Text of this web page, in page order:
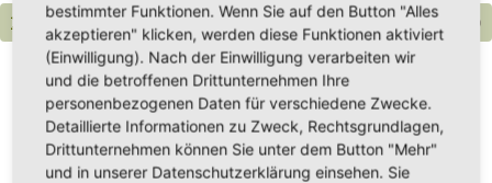
UTC+02:00
Copyright - Hortus-Netzwerk.de unterstützt durch phpBB
Impressum |Datenschutz|Datenschutz Social Media Nutzungsbedingungen
bestimmter Funktionen. Wenn Sie auf den Button "Alles
akzeptieren" klicken, werden diese Funktionen aktiviert
(Einwilligung). Nach der Einwilligung verarbeiten wir
und die betroffenen Drittunternehmen Ihre
personenbezogenen Daten für verschiedene Zwecke.
Detaillierte Informationen zu Zweck, Rechtsgrundlagen,
Drittunternehmen können Sie unter dem Button "Mehr"
und in unserer Datenschutzerklärung einsehen. Sie